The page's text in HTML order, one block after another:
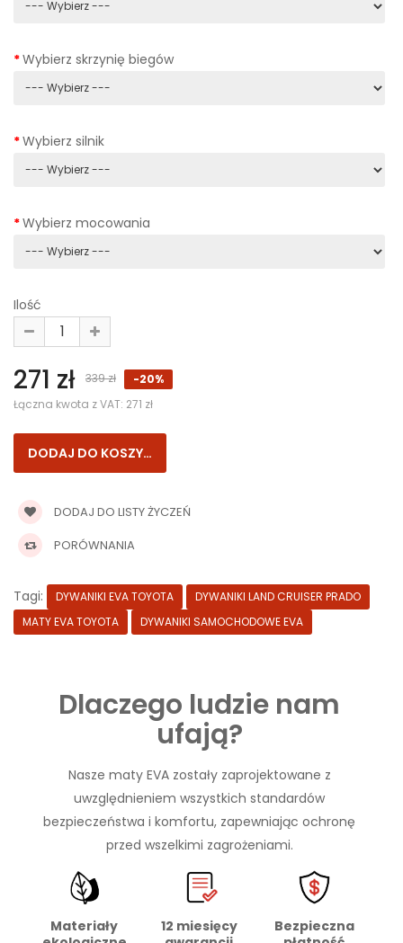
Wybierz skrzynię biegów
Wybierz silnik
Wybierz mocowania
Ilość
271 zł 339 zł
-20%
Łączna kwota z VAT: 271 zł
DODAJ DO LISTY ŻYCZEŃ
PORÓWNANIA
Tagi: DYWANIKI EVA TOYOTA
DYWANIKI LAND CRUISER PRADO
MATY EVA TOYOTA
DYWANIKI SAMOCHODOWE EVA
Dlaczego ludzie nam
ufają?
Nasze maty EVA zostały zaprojektowane z
uwzględnieniem wszystkich standardów
bezpieczeństwa i komfortu, zapewniając ochronę
przed wszelkimi zagrożeniami.
Materiały
12 miesięcy
Bezpieczna